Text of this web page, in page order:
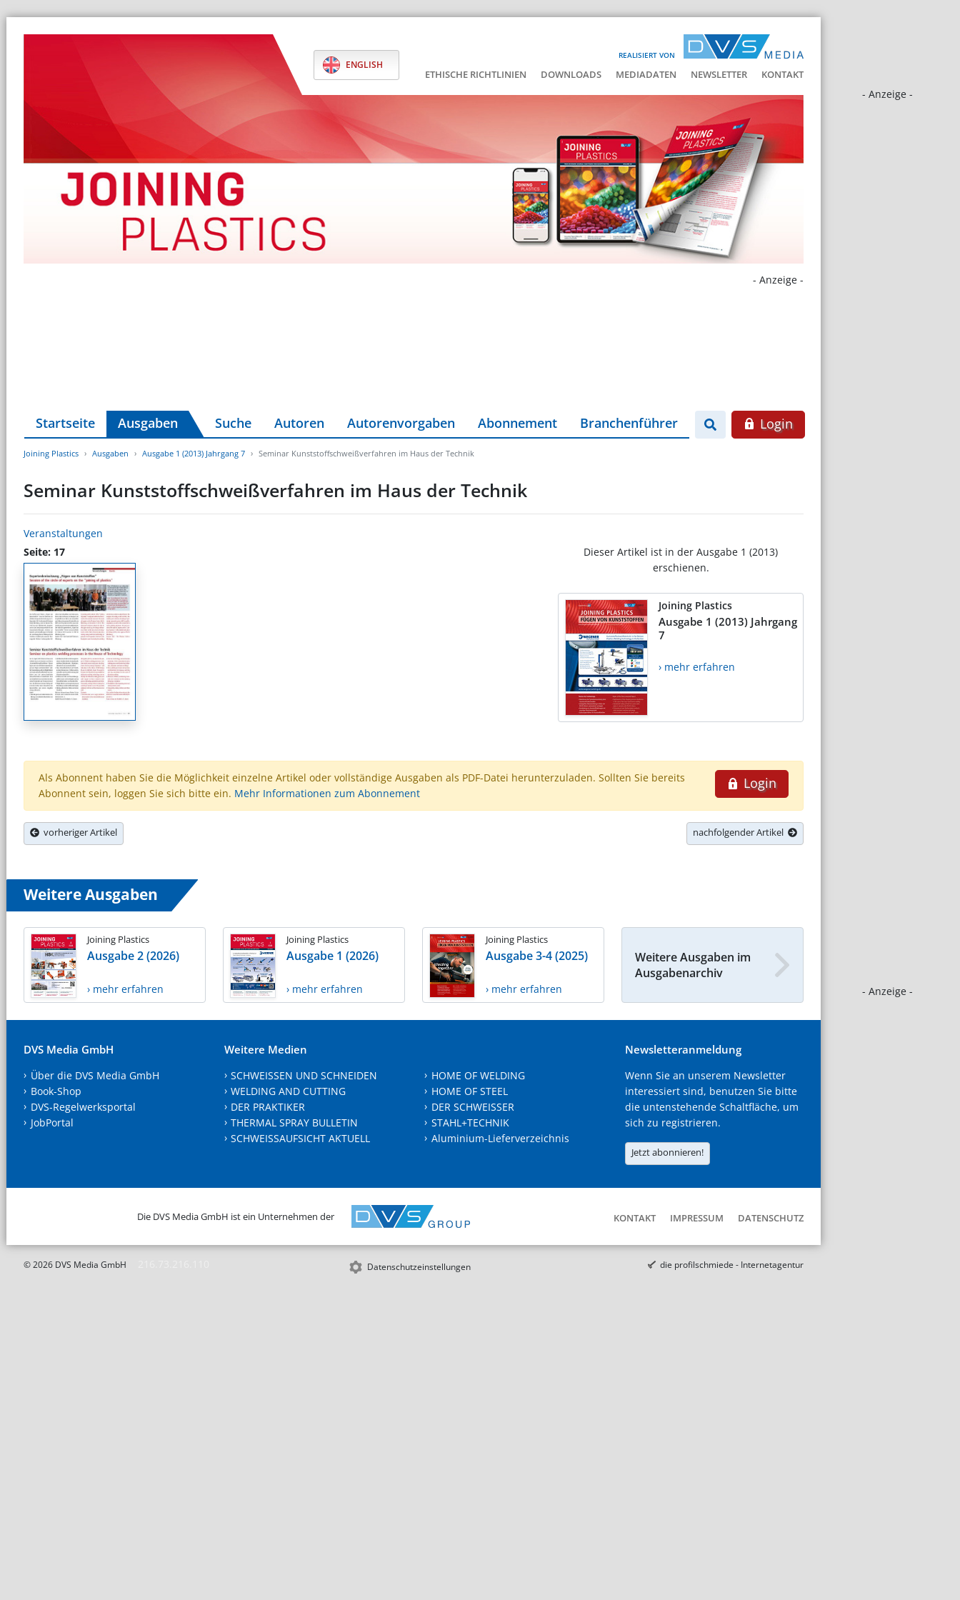
REALISIERT VON
ENGLISH
ETHISCHE RICHTLINIEN DOWNLOADS MEDIADATEN NEWSLETTER KONTAKT
- Anzeige -
- Anzeige -
- Anzeige -
Startseite Ausgaben Suche Autoren Autorenvorgaben Abonnement Branchenführer Login
Joining Plastics Ausgaben Ausgabe 1 (2013) Jahrgang 7 Seminar Kunststoffschweißverfahren im Haus der Technik
Seminar Kunststoffschweißverfahren im Haus der Technik
Veranstaltungen
Seite: 17
Dieser Artikel ist in der Ausgabe 1 (2013)
erschienen.
Joining Plastics
Ausgabe 1 (2013) Jahrgang
7
› mehr erfahren
Login
Als Abonnent haben Sie die Möglichkeit einzelne Artikel oder vollständige Ausgaben als PDF-Datei herunterzuladen. Sollten Sie bereits
Abonnent sein, loggen Sie sich bitte ein. Mehr Informationen zum Abonnement
vorheriger Artikel nachfolgender Artikel
Weitere Ausgaben
Joining Plastics
Ausgabe 2 (2026)
› mehr erfahren
Joining Plastics
Ausgabe 1 (2026)
› mehr erfahren
Joining Plastics
Ausgabe 3-4 (2025)
› mehr erfahren
Weitere Ausgaben im
Ausgabenarchiv
DVS Media GmbH
Über die DVS Media GmbH
Book-Shop
DVS-Regelwerksportal
JobPortal
Weitere Medien
SCHWEISSEN UND SCHNEIDEN
WELDING AND CUTTING
DER PRAKTIKER
THERMAL SPRAY BULLETIN
SCHWEISSAUFSICHT AKTUELL
HOME OF WELDING
HOME OF STEEL
DER SCHWEISSER
STAHL+TECHNIK
Aluminium-Lieferverzeichnis
Newsletteranmeldung
Wenn Sie an unserem Newsletter
interessiert sind, benutzen Sie bitte
die untenstehende Schaltfläche, um
sich zu registrieren.
Jetzt abonnieren!
Die DVS Media GmbH ist ein Unternehmen der KONTAKT IMPRESSUM DATENSCHUTZ
© 2026 DVS Media GmbH Datenschutzeinstellungen die profilschmiede - Internetagentur